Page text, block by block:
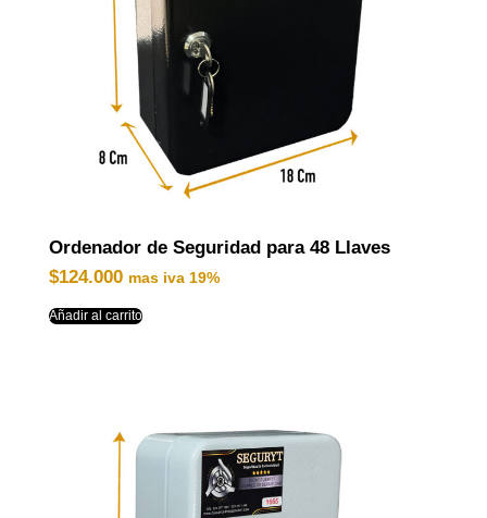
Ordenador de Seguridad para 48 Llaves
$124.000 mas iva 19%
Añadir al carrito